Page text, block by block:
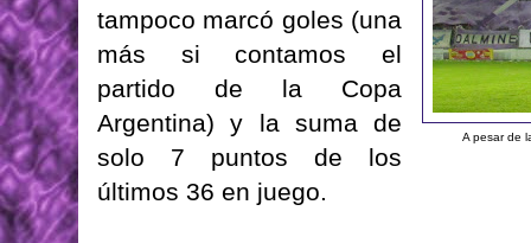
A pesar de
tampoco marcó goles (una
más si contamos el
partido de la Copa
Argentina) y la suma de
solo 7 puntos de los
últimos 36 en juego.